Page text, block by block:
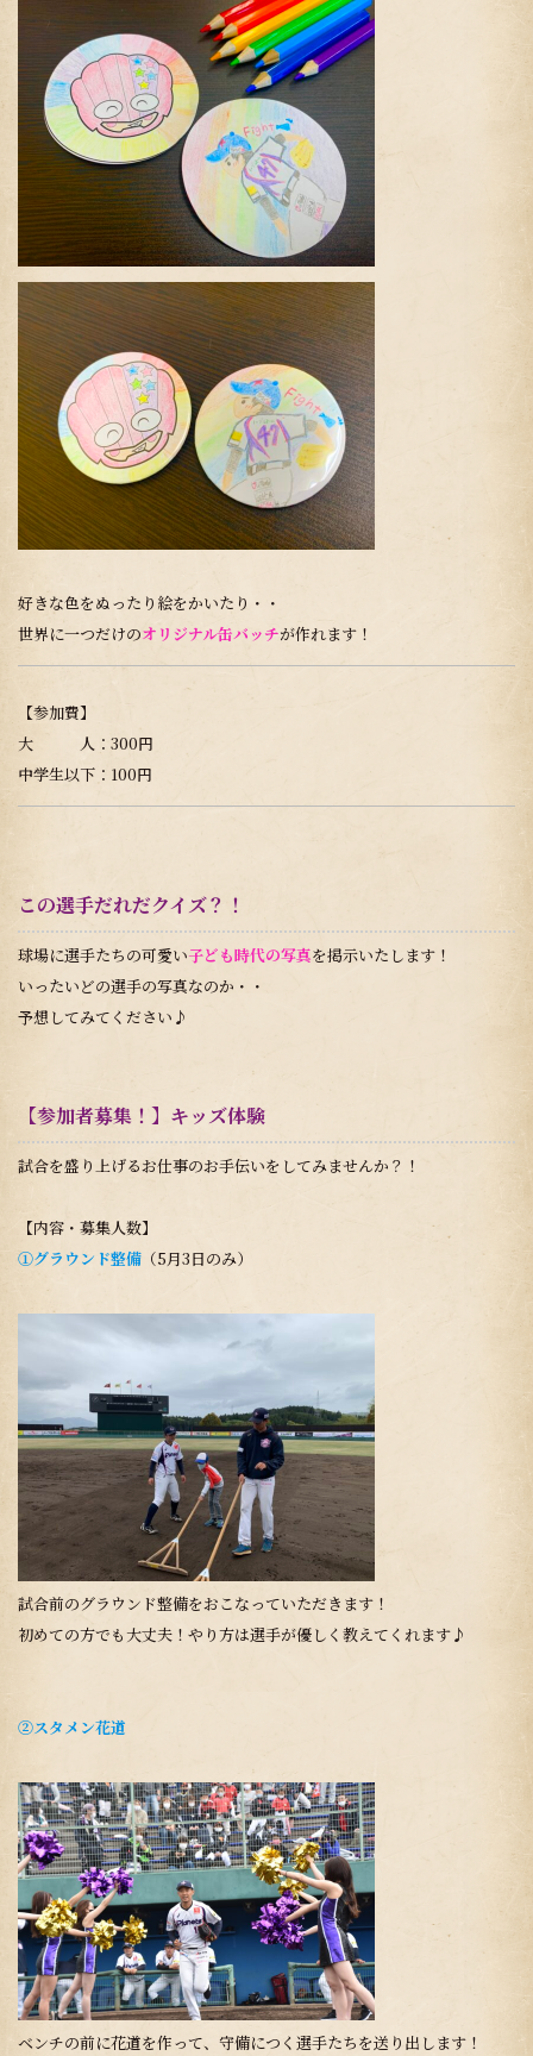
好きな色をぬったり絵をかいたり・・
世界に一つだけのオリジナル缶バッチが作れます！
【参加費】
大 人：300円
中学生以下：100円
この選手だれだクイズ？！
球場に選手たちの可愛い子ども時代の写真を掲示いたします！
いったいどの選手の写真なのか・・
予想してみてください♪
【参加者募集！】キッズ体験
試合を盛り上げるお仕事のお手伝いをしてみませんか？！
【内容・募集人数】
①グラウンド整備 （5月3日のみ）
試合前のグラウンド整備をおこなっていただきます！
初めての方でも大丈夫！やり方は選手が優しく教えてくれます♪
②スタメン花道
ベンチの前に花道を作って、守備につく選手たちを送り出します！